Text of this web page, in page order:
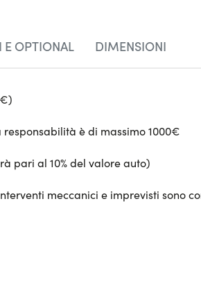
E OPTIONAL DIMENSIONI
è di massimo 1000€
pari al 10% del valore auto)
meccanici e imprevisti sono